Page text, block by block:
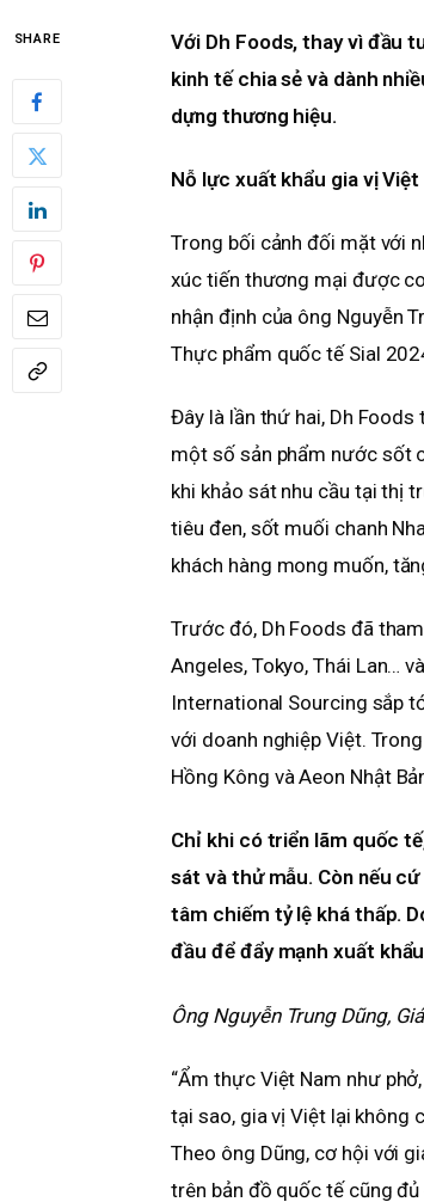
SHARE
Với Dh Foods, thay vì đầu
kinh tế chia sẻ và dành
dựng thương hiệu.
Nỗ lực xuất khẩu gia vị Việt
Trong bối cảnh đối mặt với
xúc tiến thương mại được
nhận định của ông Nguyễn
Thực phẩm quốc tế Sial
Đây là lần thứ hai, Dh
một số sản phẩm nước sốt
khi khảo sát nhu cầu tại thị
tiêu đen, sốt muối chanh
khách hàng mong muốn,
Trước đó, Dh Foods đã
Angeles, Tokyo, Thái Lan…
International Sourcing sắp
với doanh nghiệp Việt.
Hồng Kông và Aeon Nhật
Chỉ khi có triển lãm quốc
sát và thử mẫu. Còn nếu
tâm chiếm tỷ lệ khá thấp.
đầu để đẩy mạnh xuất
Ông Nguyễn Trung Dũng,
“Ẩm thực Việt Nam như
tại sao, gia vị Việt lại không
Theo ông Dũng, cơ hội với
trên bản đồ quốc tế cũng